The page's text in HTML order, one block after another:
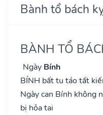
Bành tổ bách
BÀNH TỔ
Ngày Bính
BÍNH bất tu táo tất
Ngày can Bính không
bị hỏa tai